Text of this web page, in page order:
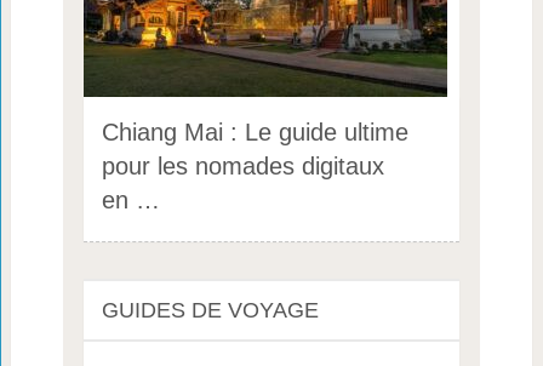
Chiang Mai : Le guide ultime
pour les nomades digitaux
en …
GUIDES DE VOYAGE